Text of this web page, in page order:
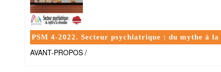
PSM 4-2022. Secteur psychiatrique : du mythe à
AVANT-PROPOS /